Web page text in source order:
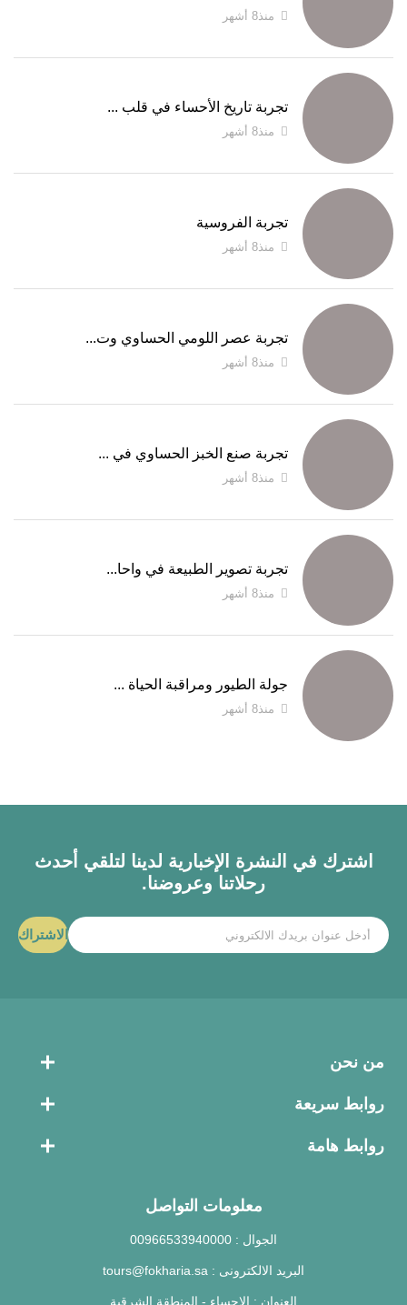
منذ8 أشهر
تجربة تاريخ الأحساء في قلب ...
منذ8 أشهر
تجربة الفروسية
منذ8 أشهر
تجربة عصر اللومي الحساوي وت...
منذ8 أشهر
تجربة صنع الخبز الحساوي في ...
منذ8 أشهر
تجربة تصوير الطبيعة في واحا...
منذ8 أشهر
جولة الطيور ومراقبة الحياة ...
منذ8 أشهر
اشترك في النشرة الإخبارية لدينا لتلقي أحدث
رحلاتنا وعروضنا.
الاشتراك
من نحن
روابط سريعة
روابط هامة
معلومات التواصل
الجوال : 00966533940000
البريد الالكترونى : tours@fokharia.sa
العنوان : الاحساء - المنطقة الشرقية